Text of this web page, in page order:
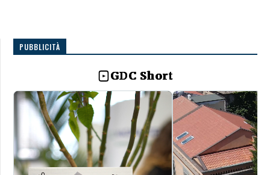
PUBBLICITÀ
GDC Short